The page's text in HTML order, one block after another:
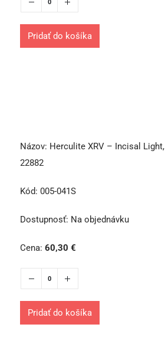
Pridať do košíka
Názov: Herculite XRV – Incisal Light,
22882
Kód: 005-041S
Dostupnosť: Na objednávku
Cena: 60,30 €
Pridať do košíka